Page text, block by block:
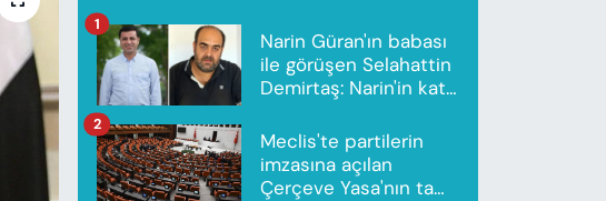
Narin Güran'ın babası
ile görüşen Selahattin
Demirtaş: Narin'in katili
1
Meclis'te partilerin
imzasına açılan
Çerçeve Yasa'nın tam
2